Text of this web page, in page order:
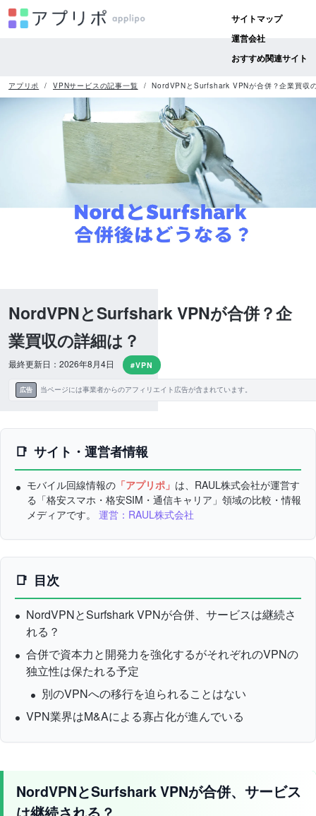
サイトマップ
運営会社
おすすめ関連サイト
アプリポ VPNサービスの記事一覧 NordVPNとSurfshark VPNが合併？企業買収
NordVPNとSurfshark VPNが合併？企
業買収の詳細は？
最終更新日：2026年8月4日 #VPN
広告 当ページには事業者からのアフィリエイト広告が含まれています。
サイト・運営者情報
モバイル回線情報の 「アプリポ」 は、RAUL株式会社が運営す
る「格安スマホ・格安SIM・通信キャリア」領域の比較・情報
メディアです。 運営：RAUL株式会社
目次
NordVPNとSurfshark VPNが合併、サービスは継続さ
れる？
合併で資本力と開発力を強化するがそれぞれのVPNの
独立性は保たれる予定
別のVPNへの移行を迫られることはない
VPN業界はM&Aによる寡占化が進んでいる
NordVPNとSurfshark VPNが合併、サービス